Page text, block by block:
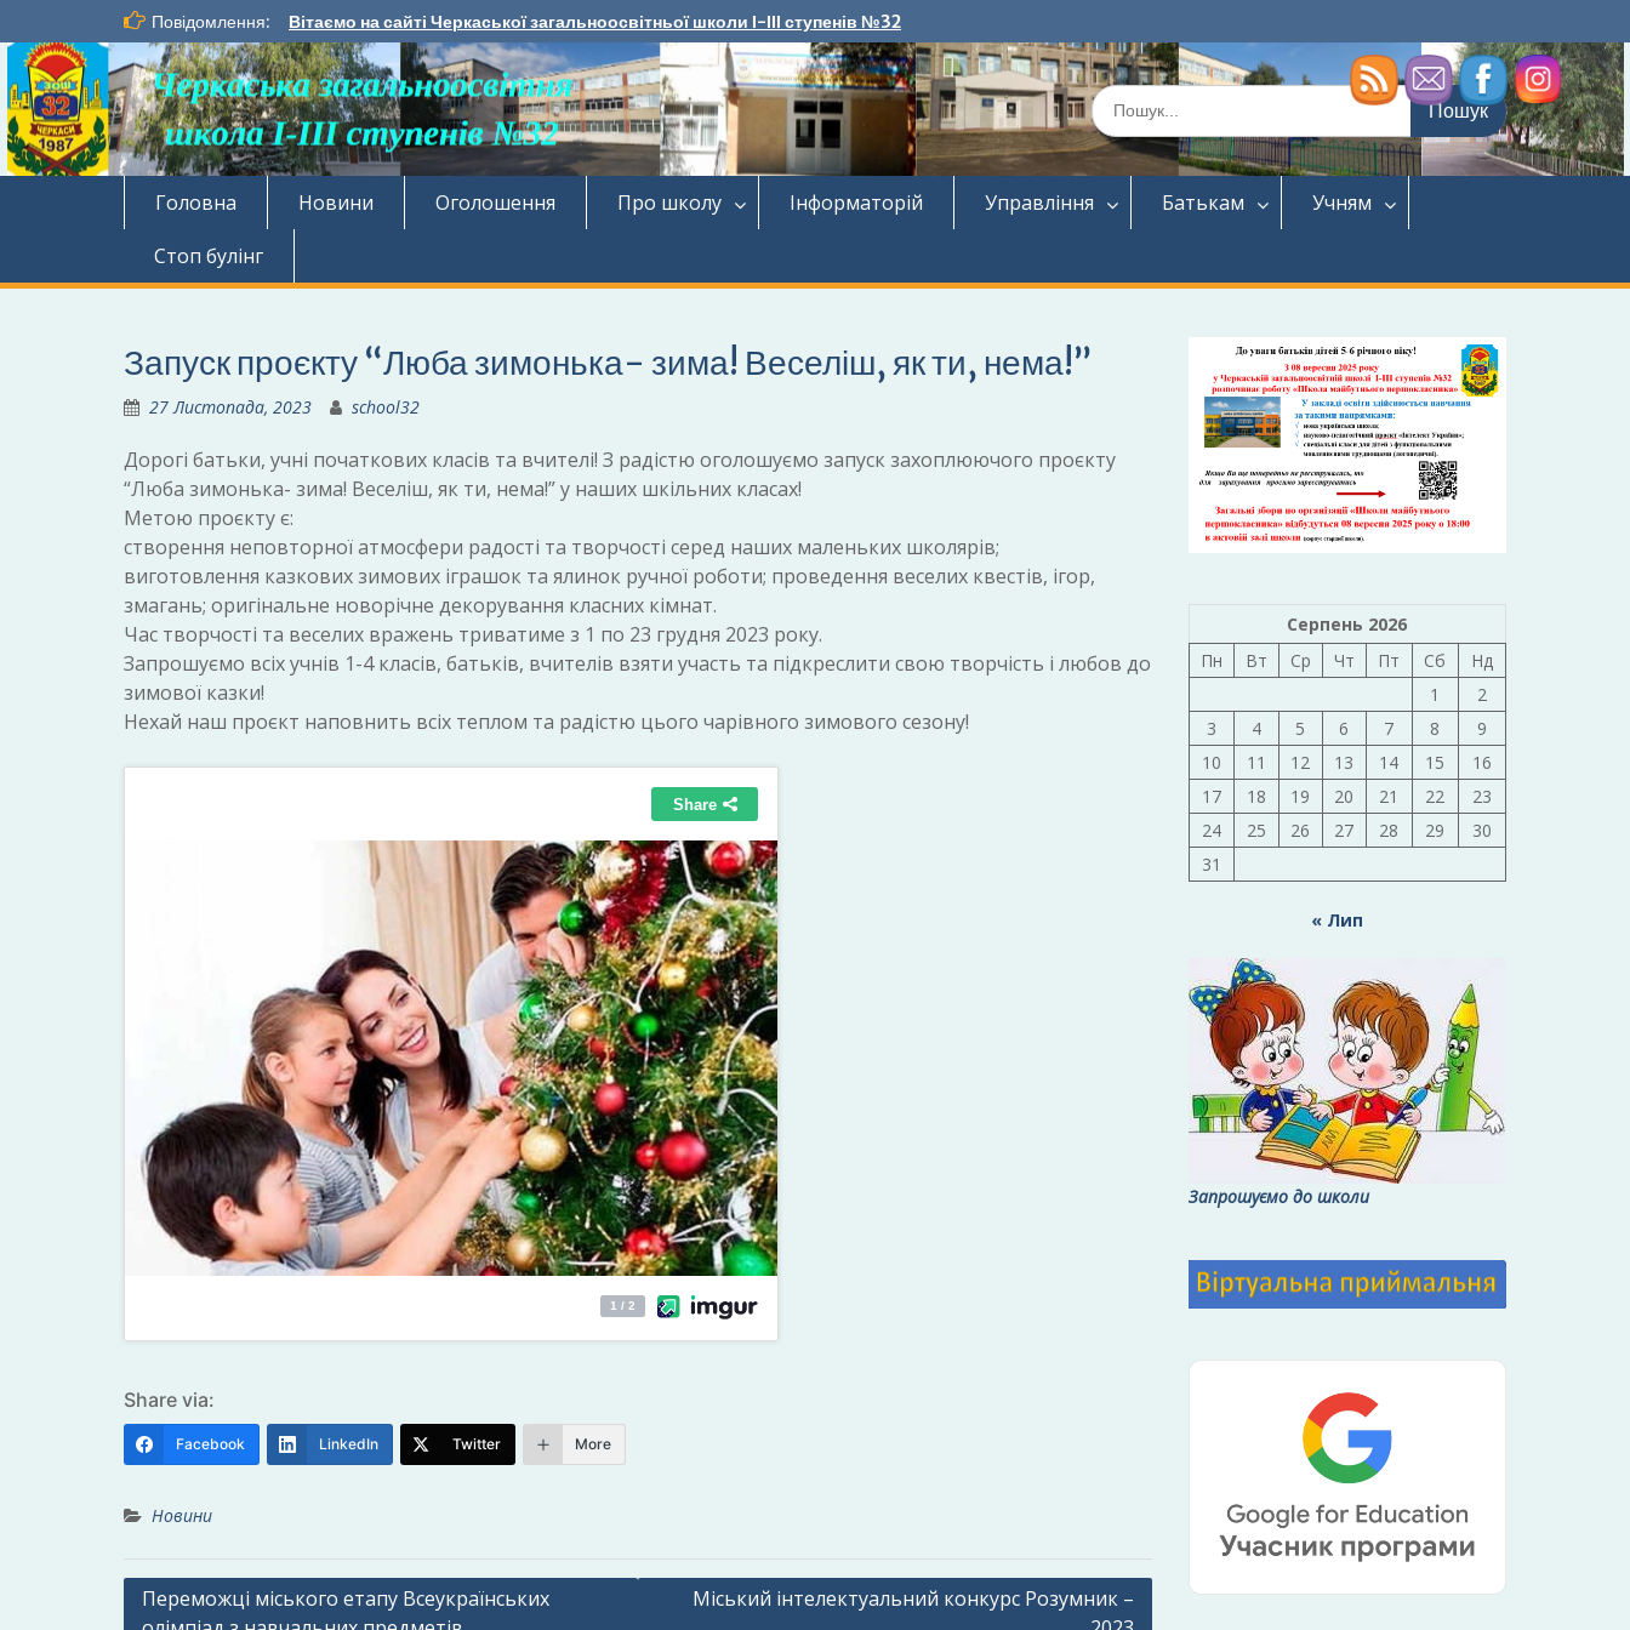
до
вмісту
Повідомлення: Вітаємо на сайті Черкаської загальноосвітньої школи І-ІІІ ступенів №32
Шукати:
Головна Новини Оголошення Про школу Інформаторій Управління Батькам
Учням
Стоп булінг
Запуск проєкту “Люба зимонька- зима! Веселіш, як ти, нема!”
27 Листопада, 2023 school32
Дорогі батьки, учні початкових класів та вчителі! З радістю оголошуємо запуск захоплюючого проєкту
“Люба зимонька- зима! Веселіш, як ти, нема!” у наших шкільних класах!
Метою проєкту є:
створення неповторної атмосфери радості та творчості серед наших маленьких школярів;
виготовлення казкових зимових іграшок та ялинок ручної роботи; проведення веселих квестів, ігор,
змагань; оригінальне новорічне декорування класних кімнат.
Час творчості та веселих вражень триватиме з 1 по 23 грудня 2023 року.
Запрошуємо всіх учнів 1-4 класів, батьків, вчителів взяти участь та підкреслити свою творчість і любов до
зимової казки!
Нехай наш проєкт наповнить всіх теплом та радістю цього чарівного зимового сезону!
Share via:
Facebook LinkedIn Twitter More
Новини
Навігація
Переможцi міського етапу Всеукраїнських
Міський інтелектуальний конкурс Розумник –
Серпень 2026
Пн
Вт Ср Чт Пт Сб
Нд
1
2
3
4 5 6 7 8
9
10
11 12 13 14 15
16
17
18 19 20 21 22
23
24
25 26 27 28 29
30
31
« Лип
Запрошуємо до школи